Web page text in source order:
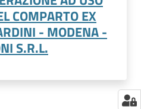
COMPARTO EX
- MODENA -
S.R.L.